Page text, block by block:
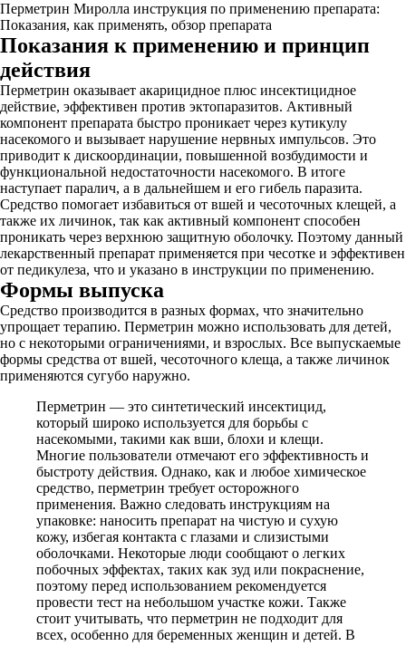
Перметрин Миролла инструкция по применению препарата:
Показания, как применять, обзор препарата
Показания к применению и принцип
действия
Перметрин оказывает акарицидное плюс инсектицидное
действие, эффективен против эктопаразитов. Активный
компонент препарата быстро проникает через кутикулу
насекомого и вызывает нарушение нервных импульсов. Это
приводит к дискоординации, повышенной возбудимости и
функциональной недостаточности насекомого. В итоге
наступает паралич, а в дальнейшем и его гибель паразита.
Средство помогает избавиться от вшей и чесоточных клещей, а
также их личинок, так как активный компонент способен
проникать через верхнюю защитную оболочку. Поэтому данный
лекарственный препарат применяется при чесотке и эффективен
от педикулеза, что и указано в инструкции по применению.
Формы выпуска
Средство производится в разных формах, что значительно
упрощает терапию. Перметрин можно использовать для детей,
но с некоторыми ограничениями, и взрослых. Все выпускаемые
формы средства от вшей, чесоточного клеща, а также личинок
применяются сугубо наружно.
Перметрин — это синтетический инсектицид,
который широко используется для борьбы с
насекомыми, такими как вши, блохи и клещи.
Многие пользователи отмечают его эффективность и
быстроту действия. Однако, как и любое химическое
средство, перметрин требует осторожного
применения. Важно следовать инструкциям на
упаковке: наносить препарат на чистую и сухую
кожу, избегая контакта с глазами и слизистыми
оболочками. Некоторые люди сообщают о легких
побочных эффектах, таких как зуд или покраснение,
поэтому перед использованием рекомендуется
провести тест на небольшом участке кожи. Также
стоит учитывать, что перметрин не подходит для
всех, особенно для беременных женщин и детей. В